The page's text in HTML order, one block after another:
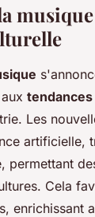
tendances
Les
artificielle,
permettant
Cela
enrichissant